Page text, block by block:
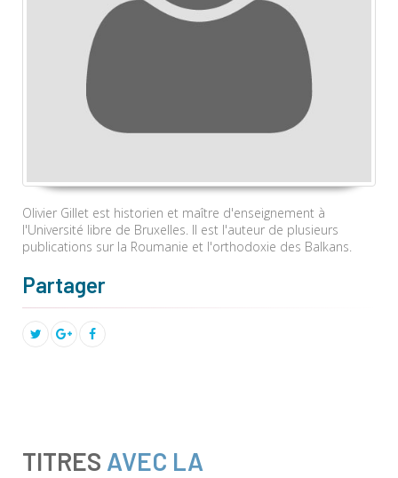
Olivier Gillet est historien et maître d'enseignement à
l'Université libre de Bruxelles. Il est l'auteur de plusieurs
publications sur la Roumanie et l'orthodoxie des Balkans.
Partager
TITRES AVEC LA